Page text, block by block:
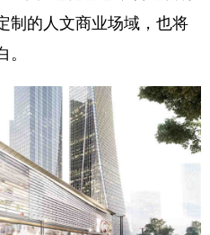
制的人文商业场域，也将